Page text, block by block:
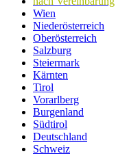
Wien
Niederösterreich
Oberösterreich
Salzburg
Steiermark
Kärnten
Tirol
Vorarlberg
Burgenland
Südtirol
Deutschland
Schweiz